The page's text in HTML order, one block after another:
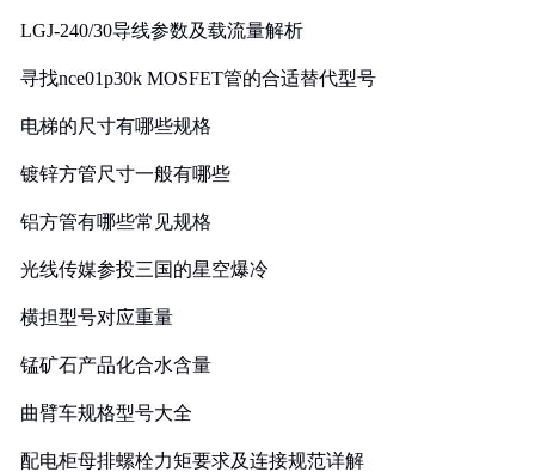
LGJ-240/30导线参数及载流量解析
寻找nce01p30k MOSFET管的合适替代型号
电梯的尺寸有哪些规格
镀锌方管尺寸一般有哪些
铝方管有哪些常见规格
光线传媒参投三国的星空爆冷
横担型号对应重量
锰矿石产品化合水含量
曲臂车规格型号大全
配电柜母排螺栓力矩要求及连接规范详解